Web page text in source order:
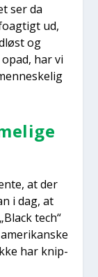
ser da
ud,
og
har vi
at der
i dag, at
tech“
har knip­